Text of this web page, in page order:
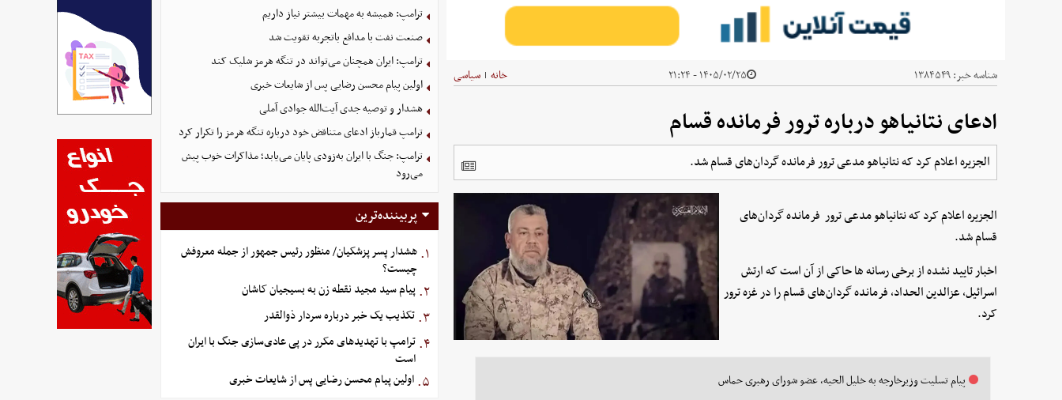
شناسه خبر:۱۳۸۴۵۴۹ ۱۴۰۵/۰۲/۲۵ - ۲۱:۲۴ خانه | سیاسی
ادعای نتانیاهو درباره ترور فرمانده قسام
الجزیره اعلام کرد که نتانیاهو مدعی ترور فرمانده گردان‌های قسام شد.
الجزیره اعلام کرد که نتانیاهو مدعی ترور فرمانده گردان‌های
قسام شد.
اخبار تایید نشده از برخی رسانه ها حاکی از آن است که ارتش
اسرائیل، عزالدین الحداد، فرمانده گردان‌های قسام را در غزه ترور
کرد.
پیام تسلیت وزیرخارجه به خلیل الحیه، عضو شورای رهبری حماس
ترامپ: همیشه به مهمات بیشتر نیاز داریم
صنعت نفت با مدافع باتجربه تقویت شد
ترامپ: ایران همچنان می‌تواند در تنگه هرمز شلیک کند
اولین پیام محسن رضایی پس از شایعات خبری
هشدار و توصیه جدی آیت‌الله جوادی آملی
ترامپ قمارباز ادعای متناقض خود درباره تنگه هرمز را تکرار کرد
ترامپ: جنگ با ایران به‌زودی پایان می‌یابد؛ مذاکرات خوب پیش
می‌رود
پربیننده‌ترین
۱. هشدار پسر پزشکیان/ منظور رئیس جمهور از جمله معروفش
چیست؟
۲. پیام سید مجید نقطه زن به بسیجیان کاشان
۳. تکذیب یک خبر درباره سردار ذوالقدر
۴. ترامپ با تهدیدهای مکرر در پی عادی‌سازی جنگ با ایران
است
۵. اولین پیام محسن رضایی پس از شایعات خبری